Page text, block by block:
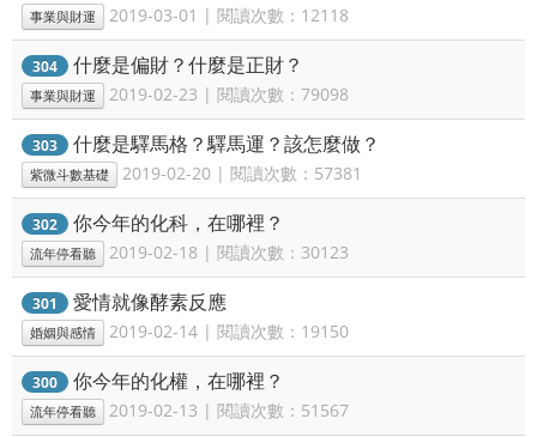
事業與財運 2019-03-01 | 閱讀次數：12118
304 什麼是偏財？什麼是正財？
事業與財運 2019-02-23 | 閱讀次數：79098
303 什麼是驛馬格？驛馬運？該怎麼做？
紫微斗數基礎 2019-02-20 | 閱讀次數：57381
302 你今年的化科，在哪裡？
流年停看聽 2019-02-18 | 閱讀次數：30123
301 愛情就像酵素反應
婚姻與感情 2019-02-14 | 閱讀次數：19150
300 你今年的化權，在哪裡？
流年停看聽 2019-02-13 | 閱讀次數：51567